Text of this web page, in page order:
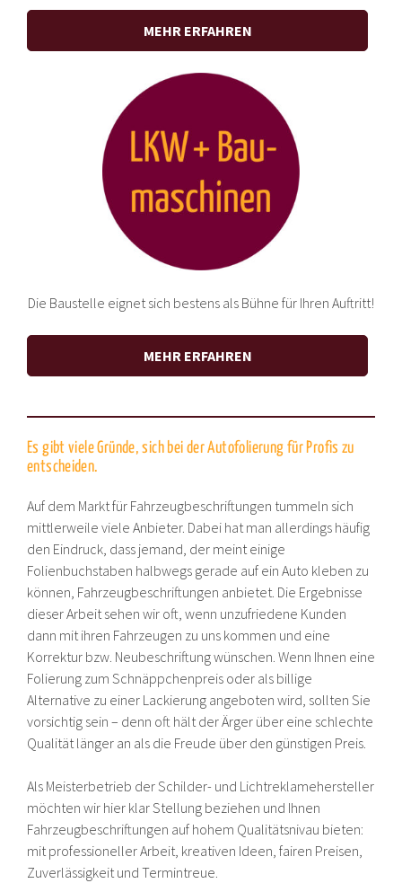
MEHR ERFAHREN
Die Baustelle eignet sich bestens als Bühne für Ihren Auftritt!
MEHR ERFAHREN
Es gibt viele Gründe, sich bei der Autofolierung für Profis zu
entscheiden.
Auf dem Markt für Fahrzeugbeschriftungen tummeln sich
mittlerweile viele Anbieter. Dabei hat man allerdings häufig
den Eindruck, dass jemand, der meint einige
Folienbuchstaben halbwegs gerade auf ein Auto kleben zu
können, Fahrzeugbeschriftungen anbietet. Die Ergebnisse
dieser Arbeit sehen wir oft, wenn unzufriedene Kunden
dann mit ihren Fahrzeugen zu uns kommen und eine
Korrektur bzw. Neubeschriftung wünschen. Wenn Ihnen eine
Folierung zum Schnäppchenpreis oder als billige
Alternative zu einer Lackierung angeboten wird, sollten Sie
vorsichtig sein – denn oft hält der Ärger über eine schlechte
Qualität länger an als die Freude über den günstigen Preis.
Als Meisterbetrieb der Schilder- und Lichtreklamehersteller
möchten wir hier klar Stellung beziehen und Ihnen
Fahrzeugbeschriftungen auf hohem Qualitätsnivau bieten:
mit professioneller Arbeit, kreativen Ideen, fairen Preisen,
Zuverlässigkeit und Termintreue.